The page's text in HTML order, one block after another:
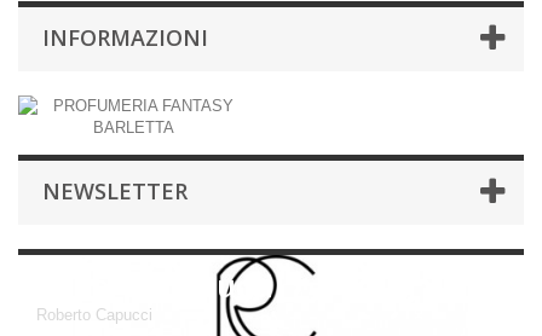
INFORMAZIONI
NEWSLETTER
Roberto Capucci
Roberto Capucci